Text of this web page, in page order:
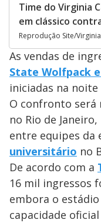
Time do Virginia
em clássico
Reprodução Site/
As vendas de
State Wolfpack
iniciadas na
O confronto será
no Rio de
entre equipes da
universitário no
De acordo com a
16 mil ingressos
embora o
capacidade